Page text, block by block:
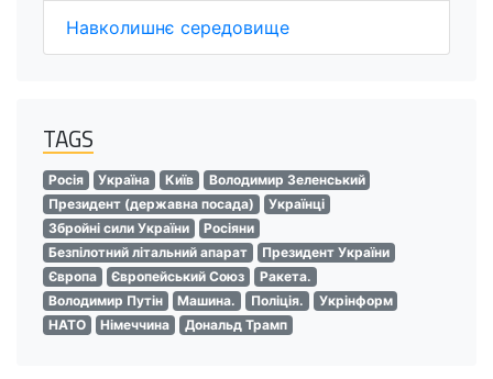
Навколишнє середовище
TAGS
Росія Україна Київ
Володимир Зеленський
Президент (державна посада)
Українці
Збройні сили України
Росіяни
Безпілотний літальний апарат
Президент України
Європа
Європейський Союз
Ракета.
Володимир Путін
Машина. Поліція.
Укрінформ
НАТО
Німеччина Дональд Трамп